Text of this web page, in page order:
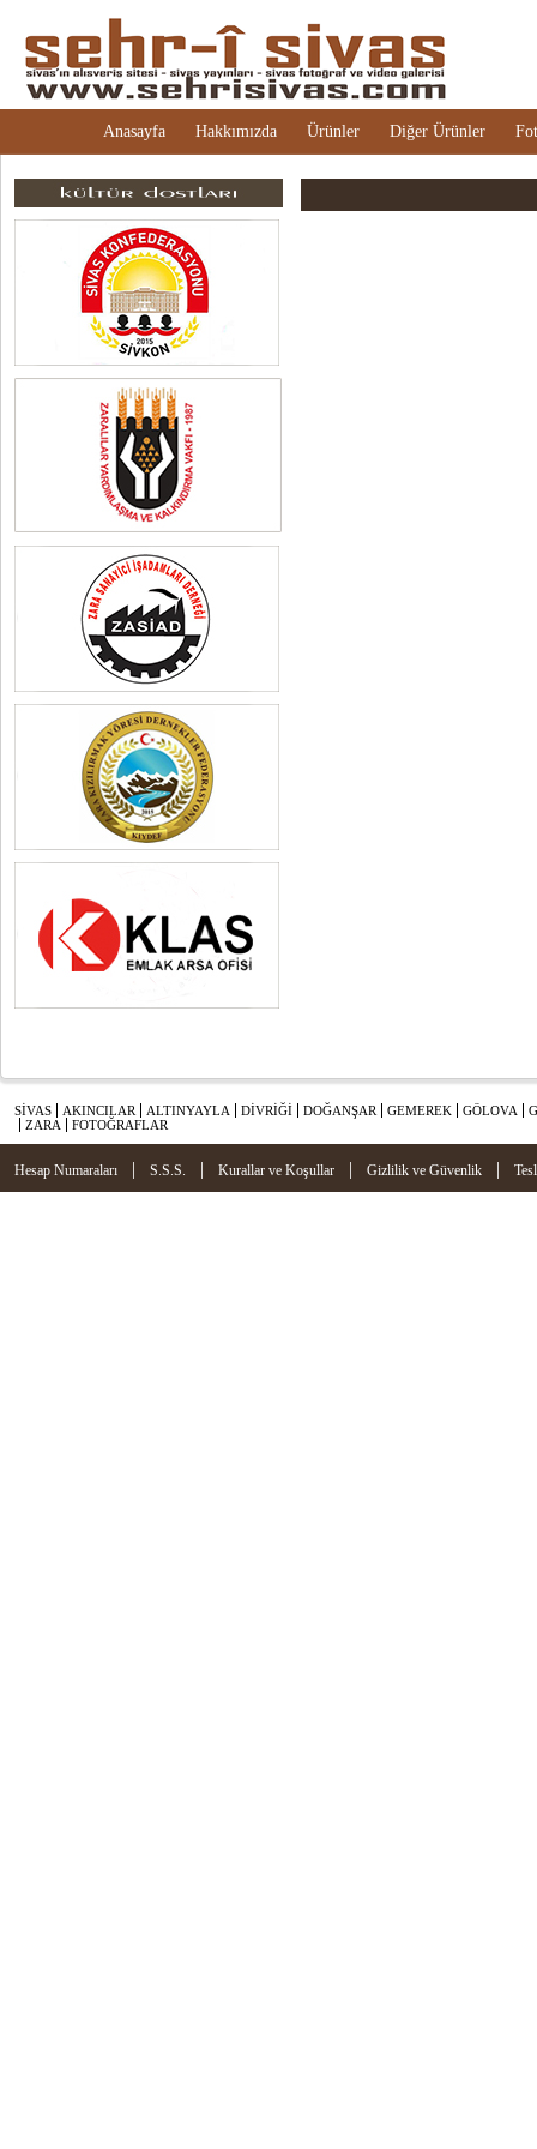
Anasayfa Hakkımızda Ürünler Diğer Ürünler
SİVAS AKINCILAR ALTINYAYLA DİVRİĞİ DOĞANŞAR GEMEREK GÖLOVA
ZARA
FOTOĞRAFLAR
Hesap Numaraları | S.S.S. | Kurallar ve Koşullar | Gizlilik ve Güvenlik |